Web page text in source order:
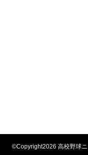
©Copyright2026 高校野球